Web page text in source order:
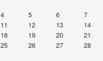
4 5 6 7
11 12 13 14
18 19 20 21
25 26 27 28